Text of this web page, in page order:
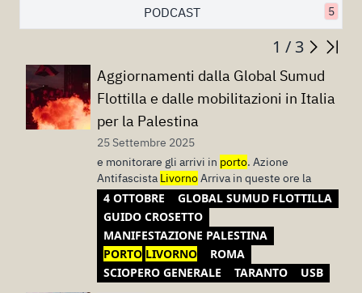
PODCAST 5
1 / 3
Aggiornamenti dalla Global Sumud
Flottilla e dalle mobilitazioni in Italia
per la Palestina
25 Settembre 2025
e monitorare gli arrivi in porto. Azione
Antifascista LivornoArriva in queste ore la
4 OTTOBRE
GLOBAL SUMUD FLOTTILLA
GUIDO CROSETTO
MANIFESTAZIONE PALESTINA
PORTO LIVORNO
ROMA
SCIOPERO GENERALE
TARANTO USB